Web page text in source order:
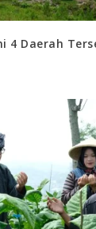
4 Daerah